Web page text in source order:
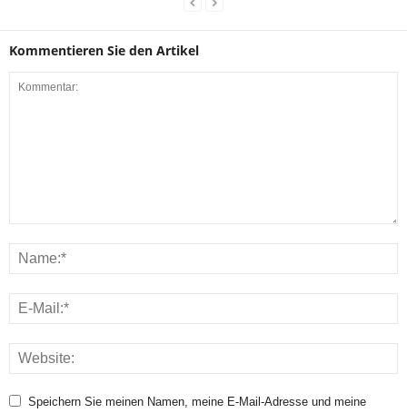
Kommentieren Sie den Artikel
Speichern Sie meinen Namen, meine E-Mail-Adresse und meine